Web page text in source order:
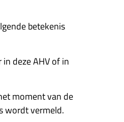
betekenis
deze AHV of in
moment van de
wordt vermeld.